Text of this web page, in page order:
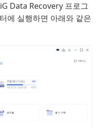
Data Recovery 프로그
에 실행하면 아래와 같은